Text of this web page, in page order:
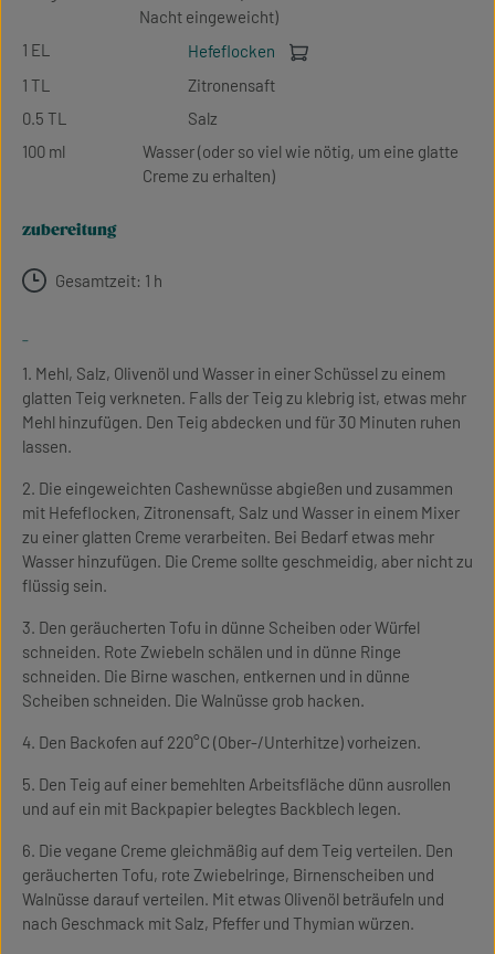
Nacht eingeweicht)
1 EL
Hefeflocken
1 TL
Zitronensaft
0.5 TL
Salz
100 ml
Wasser (oder so viel wie nötig, um eine glatte
Creme zu erhalten)
zubereitung
Gesamtzeit: 1 h
-
1. Mehl, Salz, Olivenöl und Wasser in einer Schüssel zu einem
glatten Teig verkneten. Falls der Teig zu klebrig ist, etwas mehr
Mehl hinzufügen. Den Teig abdecken und für 30 Minuten ruhen
lassen.
2. Die eingeweichten Cashewnüsse abgießen und zusammen
mit Hefeflocken, Zitronensaft, Salz und Wasser in einem Mixer
zu einer glatten Creme verarbeiten. Bei Bedarf etwas mehr
Wasser hinzufügen. Die Creme sollte geschmeidig, aber nicht zu
flüssig sein.
3. Den geräucherten Tofu in dünne Scheiben oder Würfel
schneiden. Rote Zwiebeln schälen und in dünne Ringe
schneiden. Die Birne waschen, entkernen und in dünne
Scheiben schneiden. Die Walnüsse grob hacken.
4. Den Backofen auf 220°C (Ober-/Unterhitze) vorheizen.
5. Den Teig auf einer bemehlten Arbeitsfläche dünn ausrollen
und auf ein mit Backpapier belegtes Backblech legen.
6. Die vegane Creme gleichmäßig auf dem Teig verteilen. Den
geräucherten Tofu, rote Zwiebelringe, Birnenscheiben und
Walnüsse darauf verteilen. Mit etwas Olivenöl beträufeln und
nach Geschmack mit Salz, Pfeffer und Thymian würzen.